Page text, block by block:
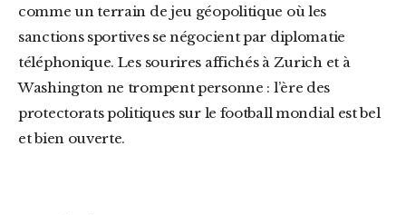
comme un terrain de jeu géopolitique où les
sanctions sportives se négocient par diplomatie
téléphonique. Les sourires affichés à Zurich et à
Washington ne trompent personne : l’ère des
protectorats politiques sur le football mondial est bel
et bien ouverte.